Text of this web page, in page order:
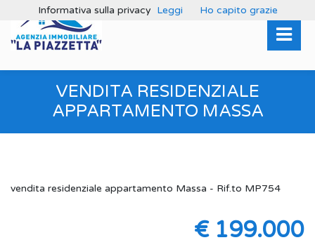
VENDITA RESIDENZIALE
APPARTAMENTO MASSA
vendita residenziale appartamento Massa - Rif.to MP754
€ 199.000
Informativa sulla privacy Leggi Ho capito grazie